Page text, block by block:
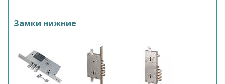
Замки нижние